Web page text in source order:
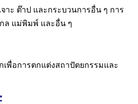
าะ ต๊าป และกระบวนการอื่น ๆ การ
ล แม่พิมพ์ และอื่น ๆ
พื่อการตกแต่งสถาปัตยกรรมและ